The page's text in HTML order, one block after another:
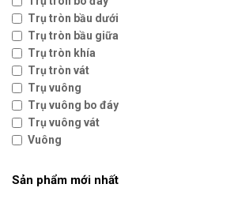
Trụ tròn bầu dưới
Trụ tròn bầu giữa
Trụ tròn khía
Trụ tròn vát
Trụ vuông
Trụ vuông bo đáy
Trụ vuông vát
Vuông
Sản phẩm mới nhất